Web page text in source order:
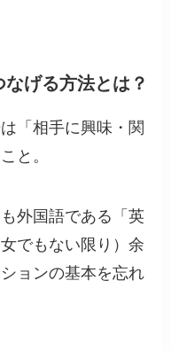
げる方法とは？
「相手に興味・関
と。
外国語である「英
でもない限り）余
ョンの基本を忘れ